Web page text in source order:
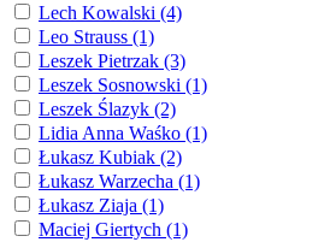
Lech Kowalski (4)
Leo Strauss (1)
Leszek Pietrzak (3)
Leszek Sosnowski (1)
Leszek Ślazyk (2)
Lidia Anna Waśko (1)
Łukasz Kubiak (2)
Łukasz Warzecha (1)
Łukasz Ziaja (1)
Maciej Giertych (1)